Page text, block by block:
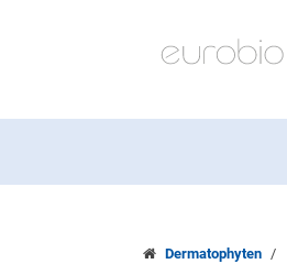
Dermatophyten